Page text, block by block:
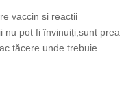
vaccin si reactii
nu pot fi învinuiți,sunt prea
tăcere unde trebuie …